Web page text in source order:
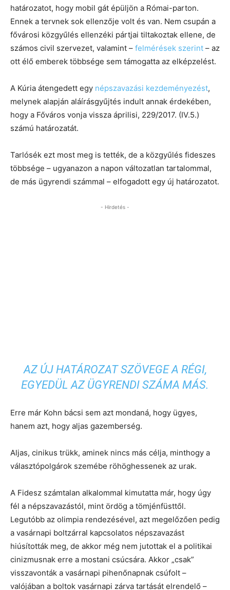
határozatot, hogy mobil gát épüljön a Római-parton.
Ennek a tervnek sok ellenzője volt és van. Nem csupán a
fővárosi közgyűlés ellenzéki pártjai tiltakoztak ellene, de
számos civil szervezet, valamint – felmérések szerint – az
ott élő emberek többsége sem támogatta az elképzelést.
A Kúria átengedett egy népszavazási kezdeményezést,
melynek alapján aláírásgyűjtés indult annak érdekében,
hogy a Főváros vonja vissza áprilisi, 229/2017. (IV.5.)
számú határozatát.
Tarlósék ezt most meg is tették, de a közgyűlés fideszes
többsége – ugyanazon a napon változatlan tartalommal,
de más ügyrendi számmal – elfogadott egy új határozatot.
- Hirdetés -
AZ ÚJ HATÁROZAT SZÖVEGE A RÉGI,
EGYEDÜL AZ ÜGYRENDI SZÁMA MÁS.
Erre már Kohn bácsi sem azt mondaná, hogy ügyes,
hanem azt, hogy aljas gazemberség.
Aljas, cinikus trükk, aminek nincs más célja, minthogy a
választópolgárok szemébe röhöghessenek az urak.
A Fidesz számtalan alkalommal kimutatta már, hogy úgy
fél a népszavazástól, mint ördög a tömjénfüsttől.
Legutóbb az olimpia rendezésével, azt megelőzően pedig
a vasárnapi boltzárral kapcsolatos népszavazást
hiúsították meg, de akkor még nem jutottak el a politikai
cinizmusnak erre a mostani csúcsára. Akkor „csak”
visszavonták a vasárnapi pihenőnapnak csúfolt –
valójában a boltok vasárnapi zárva tartását elrendelő –